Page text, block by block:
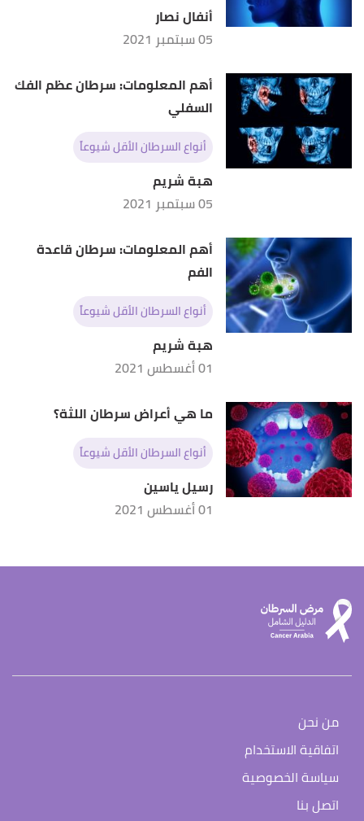
أنفال نصار
05 سبتمبر 2021
أهم المعلومات: سرطان عظم الفك
السفلي
أنواع السرطان الأقل شيوعاً
هبة شريم
05 سبتمبر 2021
أهم المعلومات: سرطان قاعدة
الفم
أنواع السرطان الأقل شيوعاً
هبة شريم
01 أغسطس 2021
ما هي أعراض سرطان اللثة؟
أنواع السرطان الأقل شيوعاً
رسيل ياسين
01 أغسطس 2021
من نحن
اتفاقية الاستخدام
سياسة الخصوصية
اتصل بنا